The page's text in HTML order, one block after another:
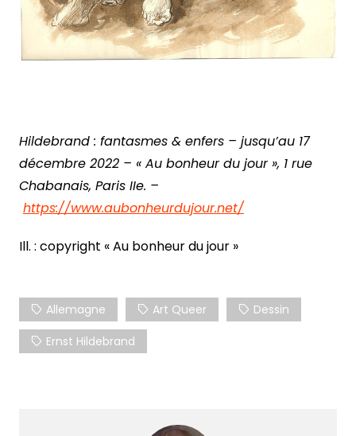
Hildebrand : fantasmes & enfers – jusqu’au 17
décembre 2022 – « Au bonheur du jour », 1 rue
Chabanais, Paris IIe. –
https://www.aubonheurdujour.net/
Ill. : copyright « Au bonheur du jour »
Allemagne Art Queer
Dessin
Ernst Hildebrand